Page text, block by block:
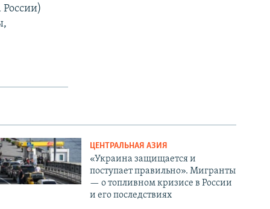
ЦЕНТРАЛЬНАЯ АЗИЯ
«Украина защищается и
поступает правильно». Мигранты
— о топливном кризисе в России
и его последствиях